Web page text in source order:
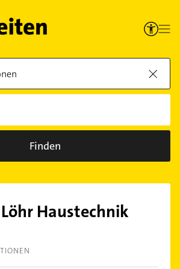
Finden
Haustechnik